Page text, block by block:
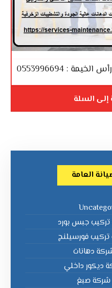
: 0553996694
إلى السلة
العامة
جبس بورد
فورسيلنج
دهانات
ديكور داخلي
صبغ